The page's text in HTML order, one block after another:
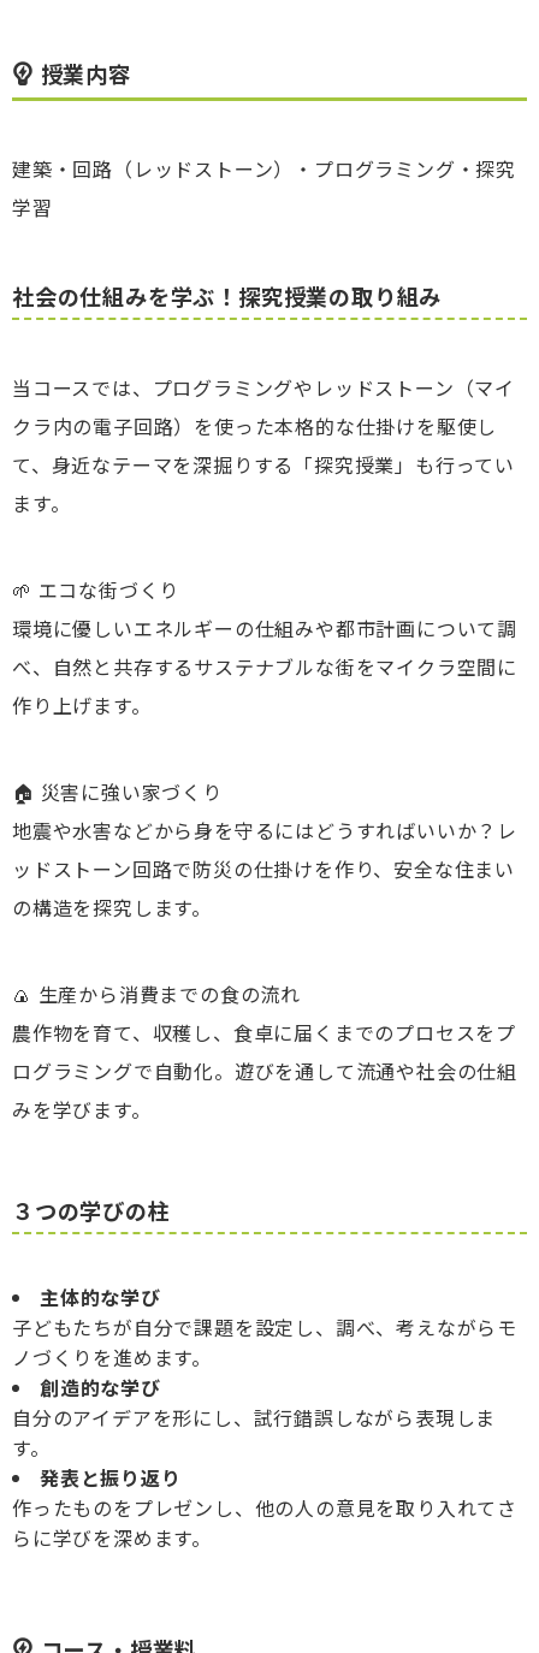
授業内容
建築・回路（レッドストーン）・プログラミング・探究
学習
社会の仕組みを学ぶ！探究授業の取り組み
当コースでは、プログラミングやレッドストーン（マイ
クラ内の電子回路）を使った本格的な仕掛けを駆使し
て、身近なテーマを深掘りする「探究授業」も行ってい
ます。
🌱 エコな街づくり
環境に優しいエネルギーの仕組みや都市計画について調
べ、自然と共存するサステナブルな街をマイクラ空間に
作り上げます。
🏠 災害に強い家づくり
地震や水害などから身を守るにはどうすればいいか？レ
ッドストーン回路で防災の仕掛けを作り、安全な住まい
の構造を探究します。
🍙 生産から消費までの食の流れ
農作物を育て、収穫し、食卓に届くまでのプロセスをプ
ログラミングで自動化。遊びを通して流通や社会の仕組
みを学びます。
３つの学びの柱
主体的な学び
子どもたちが自分で課題を設定し、調べ、考えながらモ
ノづくりを進めます。
創造的な学び
自分のアイデアを形にし、試行錯誤しながら表現しま
す。
発表と振り返り
作ったものをプレゼンし、他の人の意見を取り入れてさ
らに学びを深めます。